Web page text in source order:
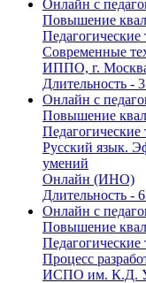
Онлайн с
Повышение
Педагогические
Современные
ИППО, г.
Длительность -
Онлайн с
Повышение
Педагогические
Русский язык.
умений
Онлайн (ИНО)
Длительность -
Онлайн с
Повышение
Педагогические
Процесс
ИСПО им. К.Д.